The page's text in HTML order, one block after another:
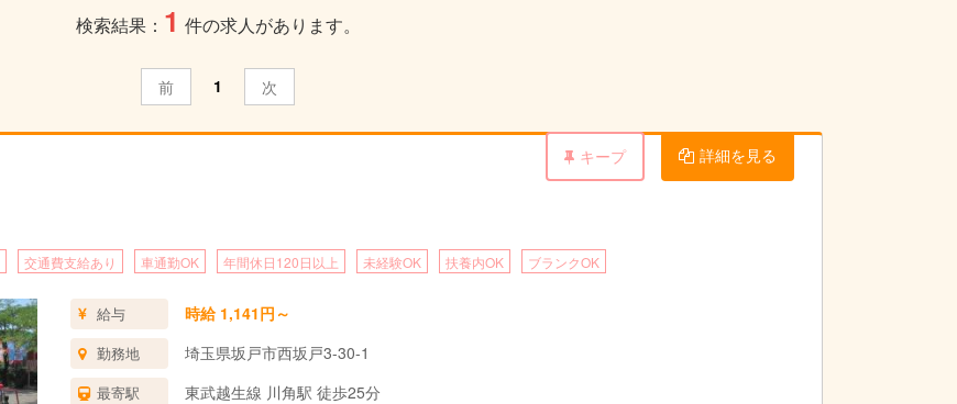
検索結果： 1 件の求人があります。
前 1 次
キープ 詳細を見る
交通費支給あり 車通勤OK 年間休日120日以上 未経験OK 扶養内OK ブランクOK
給与 時給 1,141円～
勤務地 埼玉県坂戸市西坂戸3-30-1
最寄駅 東武越生線 川角駅 徒歩25分